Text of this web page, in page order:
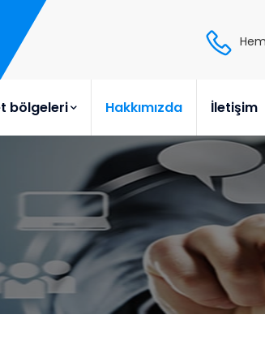
bölgeleri Hakkımızda İletişim